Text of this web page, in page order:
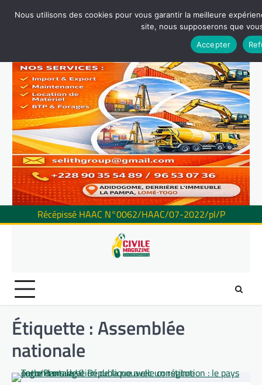
Récépissé HAAC N°0062/HAAC/07-2022/pl/P
Étiquette :Assemblée
nationale
Nous utilisons des cookies pour vous garantir la meilleure
site, nous supposerons que
Accepter